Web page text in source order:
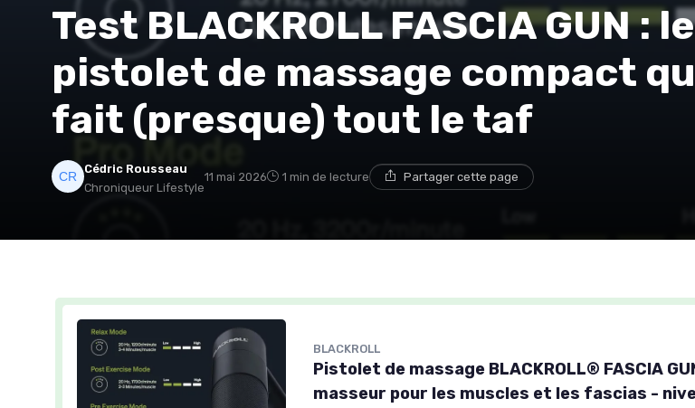
Test BLACKROLL FASCIA GUN : le
pistolet de massage compact
fait (presque) tout le taf
Cédric Rousseau
Chroniqueur Lifestyle
11 mai 2026 1 min de lecture Partager cette page
BLACKROLL
Pistolet de massage BLACKROLL® FASCIA
masseur pour les muscles et les fascias -